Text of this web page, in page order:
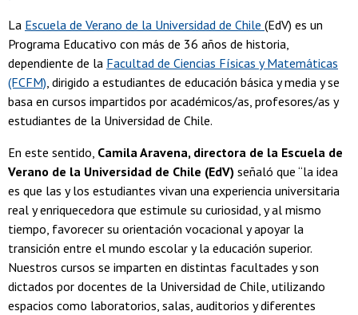
La Escuela de Verano de la Universidad de Chile (EdV) es un
Programa Educativo con más de 36 años de historia,
dependiente de la Facultad de Ciencias Físicas y Matemáticas
(FCFM), dirigido a estudiantes de educación básica y media y se
basa en cursos impartidos por académicos/as, profesores/as y
estudiantes de la Universidad de Chile.
En este sentido, Camila Aravena, directora de la Escuela de
Verano de la Universidad de Chile (EdV) señaló que “la idea
es que las y los estudiantes vivan una experiencia universitaria
real y enriquecedora que estimule su curiosidad, y al mismo
tiempo, favorecer su orientación vocacional y apoyar la
transición entre el mundo escolar y la educación superior.
Nuestros cursos se imparten en distintas facultades y son
dictados por docentes de la Universidad de Chile, utilizando
espacios como laboratorios, salas, auditorios y diferentes